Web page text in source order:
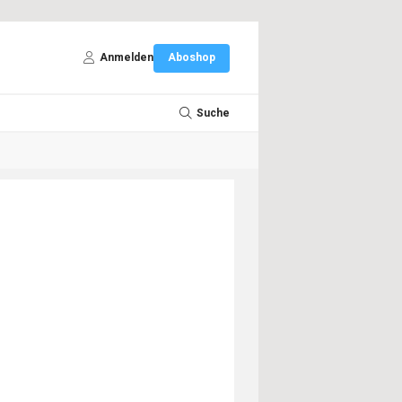
Anmelden Aboshop
Suche